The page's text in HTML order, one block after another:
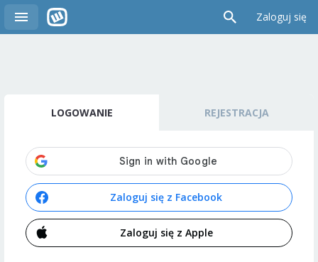
Zaloguj się
LOGOWANIE REJESTRACJA
Zaloguj się z Facebook
Zaloguj się z Apple